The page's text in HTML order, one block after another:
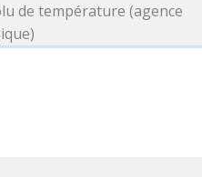
de température (agence